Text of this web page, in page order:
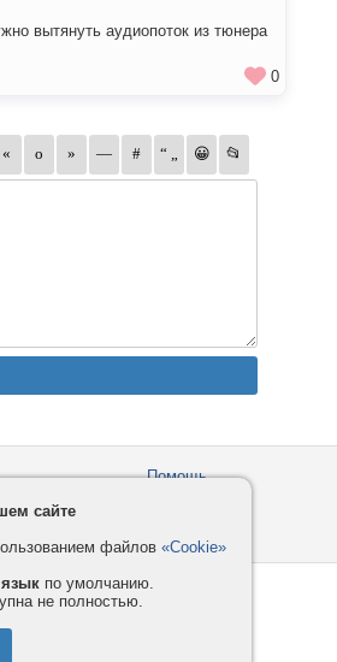
вытянуть аудиопоток из тюнера
0
Помощь
сайте
файлов «Cookie»
по умолчанию.
не полностью.